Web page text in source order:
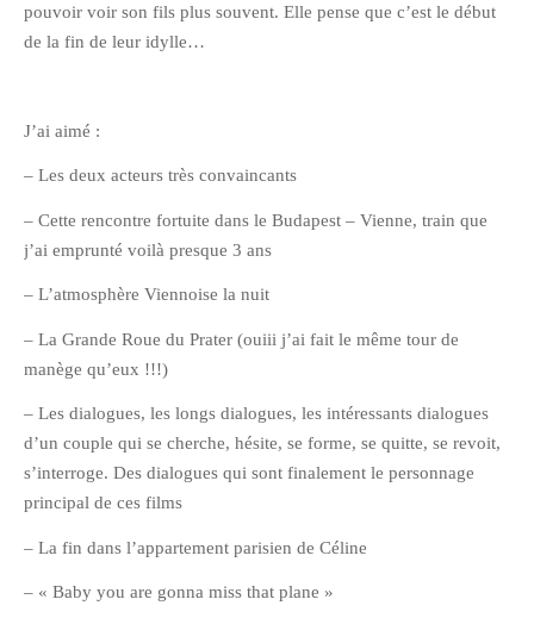
pouvoir voir son fils plus souvent. Elle pense que c’est le début
de la fin de leur idylle…
J’ai aimé :
– Les deux acteurs très convaincants
– Cette rencontre fortuite dans le Budapest – Vienne, train que
j’ai emprunté voilà presque 3 ans
– L’atmosphère Viennoise la nuit
– La Grande Roue du Prater (ouiii j’ai fait le même tour de
manège qu’eux !!!)
– Les dialogues, les longs dialogues, les intéressants dialogues
d’un couple qui se cherche, hésite, se forme, se quitte, se revoit,
s’interroge. Des dialogues qui sont finalement le personnage
principal de ces films
– La fin dans l’appartement parisien de Céline
– « Baby you are gonna miss that plane »